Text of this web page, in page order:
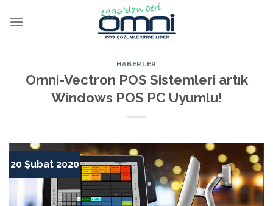
HABERLER
Omni-Vectron POS Sistemleri artık
Windows POS PC Uyumlu!
20 Şubat 2020